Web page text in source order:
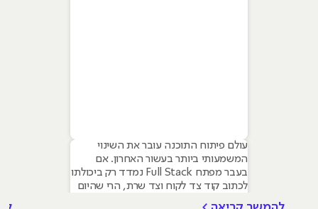
עולם פיתוח התוכנה עובר את השינוי
המשמעותי ביותר בעשור האחרון. אם
בעבר מפתח Full Stack נמדד רק ביכולתו
לכתוב קוד צד לקוח וצד שרת, הרי שהיום